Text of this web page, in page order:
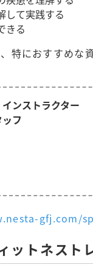
して実践する
きる
特におすすめな
ンストラクター
フ
gfj.com/
ットネスト